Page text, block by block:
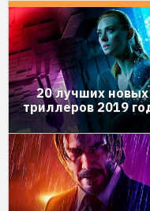
20 лучших новых
триллеров 2019